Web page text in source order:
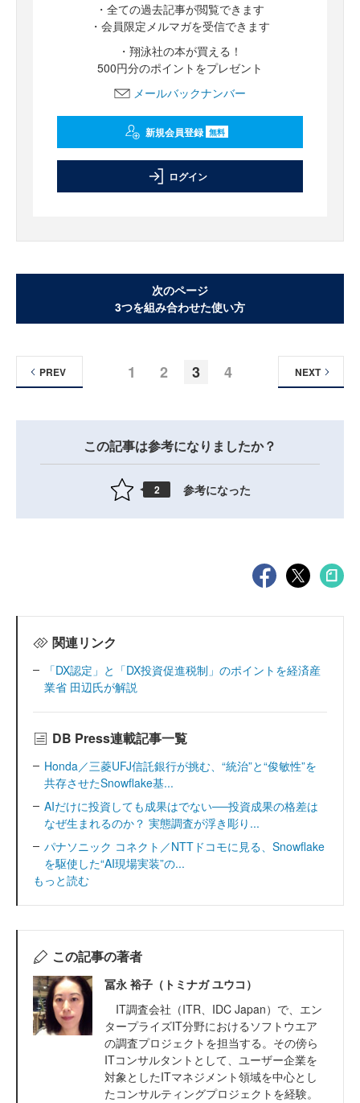
・全ての過去記事が閲覧できます
・会員限定メルマガを受信できます
・翔泳社の本が買える！
500円分のポイントをプレゼント
メールバックナンバー
新規会員登録 無料
ログイン
次のページ
3つを組み合わせた使い方
1 2 3 4
PREV NEXT
この記事は参考になりましたか？
2 参考になった
関連リンク
「DX認定」と「DX投資促進税制」のポイントを経済産
業省 田辺氏が解説
DB Press連載記事一覧
Honda／三菱UFJ信託銀行が挑む、“統治”と“俊敏性”を
共存させたSnowflake基...
AIだけに投資しても成果はでない──投資成果の格差は
なぜ生まれるのか？ 実態調査が浮き彫り...
パナソニック コネクト／NTTドコモに見る、Snowflake
を駆使した“AI現場実装”の...
もっと読む
この記事の著者
冨永 裕子（トミナガ ユウコ）
IT調査会社（ITR、IDC Japan）で、エン
タープライズIT分野におけるソフトウエア
の調査プロジェクトを担当する。その傍ら
ITコンサルタントとして、ユーザー企業を
対象としたITマネジメント領域を中心とし
たコンサルティングプロジェクトを経験。